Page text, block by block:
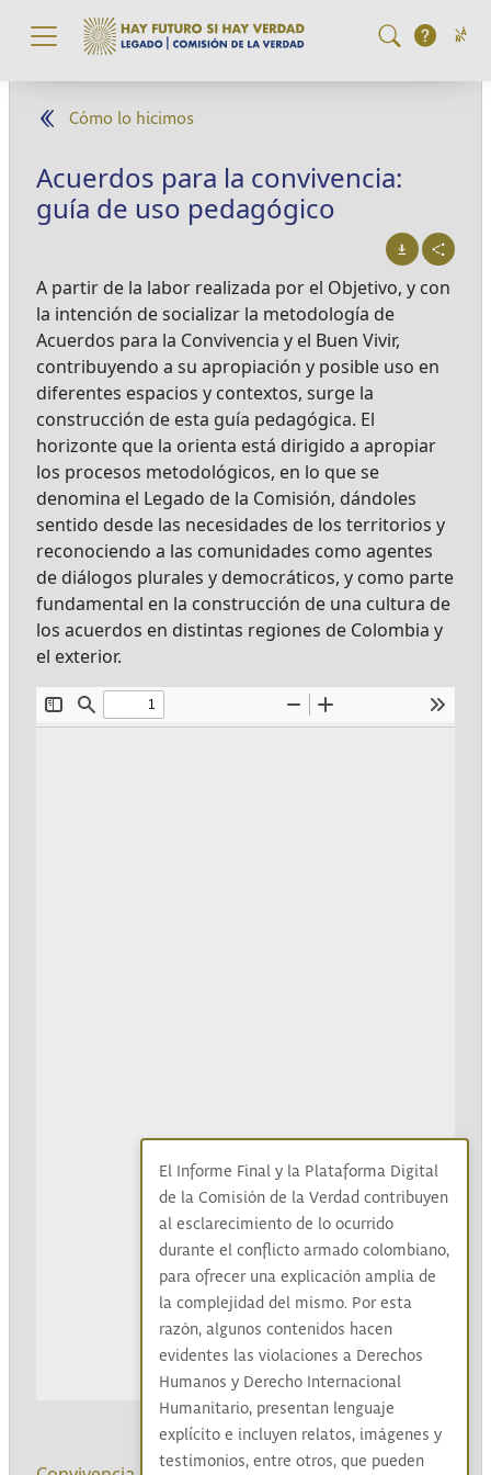
Pasar al contenido principal
Cómo lo hicimos
Acuerdos para la convivencia:
guía de uso pedagógico
A partir de la labor realizada por el Objetivo, y con
la intención de socializar la metodología de
Acuerdos para la Convivencia y el Buen Vivir,
contribuyendo a su apropiación y posible uso en
diferentes espacios y contextos, surge la
construcción de esta guía pedagógica. El
horizonte que la orienta está dirigido a apropiar
los procesos metodológicos, en lo que se
denomina el Legado de la Comisión, dándoles
sentido desde las necesidades de los territorios y
reconociendo a las comunidades como agentes
de diálogos plurales y democráticos, y como parte
fundamental en la construcción de una cultura de
los acuerdos en distintas regiones de Colombia y
el exterior.
El Informe Final y la Plataforma Digital
de la Comisión de la Verdad contribuyen
al esclarecimiento de lo ocurrido
durante el conflicto armado colombiano,
para ofrecer una explicación amplia de
la complejidad del mismo. Por esta
razón, algunos contenidos hacen
evidentes las violaciones a Derechos
Humanos y Derecho Internacional
Humanitario, presentan lenguaje
explícito e incluyen relatos, imágenes y
testimonios, entre otros, que pueden